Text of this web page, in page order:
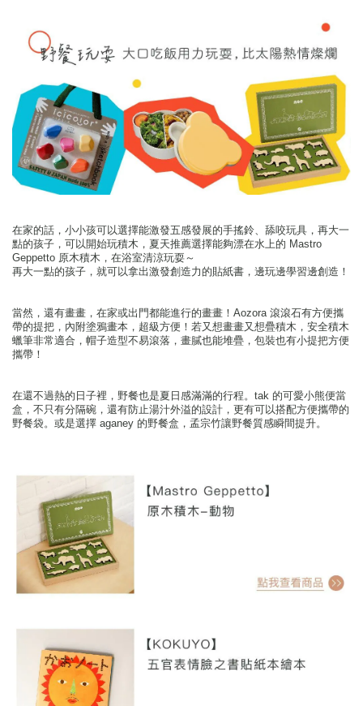
在家的話，小小孩可以選擇能激發五感發展的手搖鈴、舔咬玩具，再大一
點的孩子，可以開始玩積木，夏天推薦選擇能夠漂在水上的 Mastro
Geppetto 原木積木，在浴室清涼玩耍～
再大一點的孩子，就可以拿出激發創造力的貼紙書，邊玩邊學習邊創造！
當然，還有畫畫，在家或出門都能進行的畫畫！Aozora 滾滾石有方便攜
帶的提把，內附塗鴉畫本，超級方便！若又想畫畫又想疊積木，安全積木
蠟筆非常適合，帽子造型不易滾落，畫膩也能堆疊，包裝也有小提把方便
攜帶！
在還不過熱的日子裡，野餐也是夏日感滿滿的行程。tak 的可愛小熊便當
盒，不只有分隔碗，還有防止湯汁外溢的設計，更有可以搭配方便攜帶的
野餐袋。或是選擇 aganey 的野餐盒，孟宗竹讓野餐質感瞬間提升。